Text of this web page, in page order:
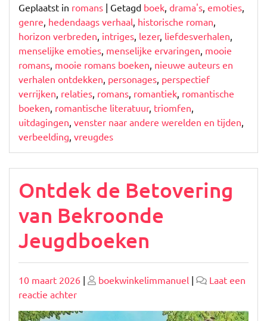
Geplaatst in romans | Getagd boek drama's emoties
genre hedendaags verhaal historische roman
horizon verbreden intriges lezer, liefdesverhalen
menselijke emoties menselijke ervaringen mooie
romans mooie romans boeken nieuwe auteurs en
verhalen ontdekken personages perspectief
verrijken relaties romans romantiek romantische
boeken romantische literatuur, triomfen
uitdagingen venster naar andere werelden en tijden
verbeelding vreugdes
Ontdek de Betovering
van Bekroonde
Jeugdboeken
Geplaatst
op
10 maart 2026 | Geplaatst
boekwinkelimmanuel |
Laat een
reactie achterop